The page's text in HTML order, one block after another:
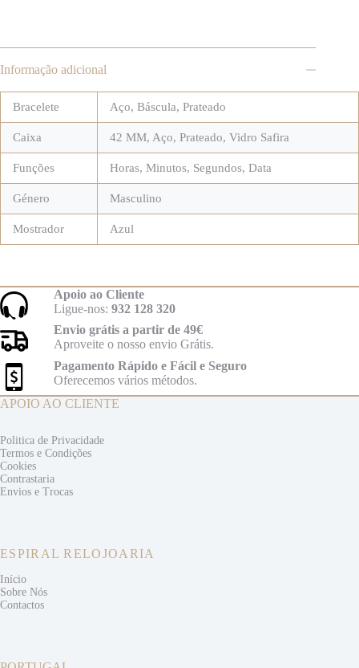
Informação adicional
Bracelete Aço, Báscula, Prateado
Caixa 42 MM, Aço, Prateado, Vidro Safira
Funções Horas, Minutos, Segundos, Data
Género Masculino
Mostrador Azul
Apoio ao Cliente
Ligue-nos: 932 128 320
Envio grátis a partir de 49€
Aproveite o nosso envio Grátis.
Pagamento Rápido e Fácil e Seguro
Oferecemos vários métodos.
APOIO AO CLIENTE
Politica de Privacidade
Termos e Condições
Cookies
Contrastaria
Envios e Trocas
ESPIRAL RELOJOARIA
Início
Sobre Nós
Contactos